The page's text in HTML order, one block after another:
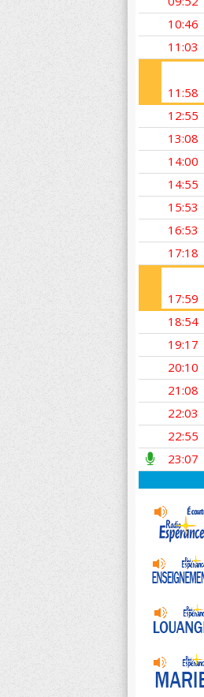
10:46
11:03
11:58
12:55
13:08
14:00
14:55
15:53
16:53
17:18
17:59
18:54
19:17
20:10
21:08
22:03
22:55
23:07